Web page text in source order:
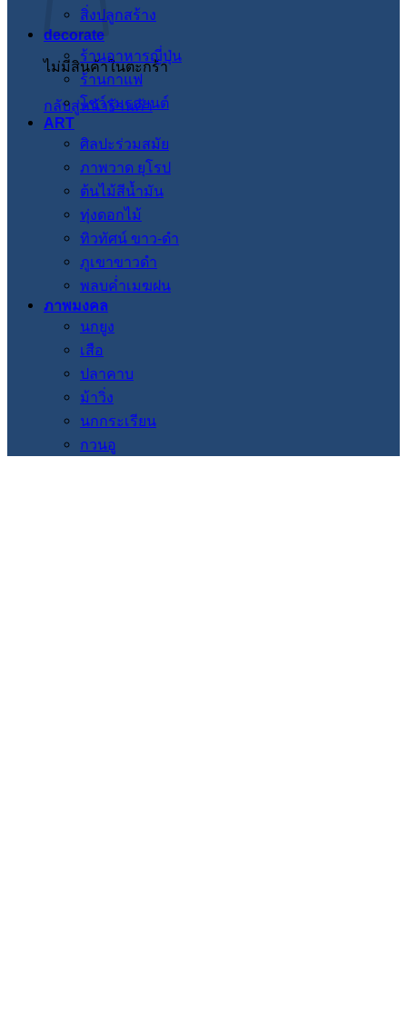
ไม่มีสินค้าในตะกร้า
กลับสู่หน้าร้านค้า
สิ่งปลูกสร้าง
decorate
ร้านอาหารญี่ปุ่น
ร้านกาแฟ
โชว์รูมรถยนต์
ART
ศิลปะร่วมสมัย
ภาพวาด ยุโรป
ต้นไม้สีน้ำมัน
ทุ่งดอกไม้
ทิวทัศน์ ขาว-ดำ
ภูเขาขาวดำ
พลบค่ำเมฆฝน
ภาพมงคล
นกยูง
เสือ
ปลาคาบ
ม้าวิ่ง
นกกระเรียน
กวนอู